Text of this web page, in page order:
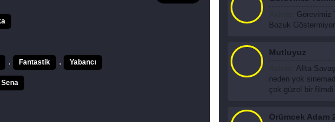
Fantastik Yabancı
Görevimiz
Bozuk
Mutluyuz
Alita
neden yok
çok güzel bir filmdi
Örümcek Adam